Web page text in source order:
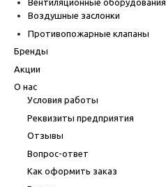
Вентиляционные оборудования
Воздушные заслонки
Противопожарные клапаны
Бренды
Акции
О нас
Условия работы
Реквизиты предприятия
Отзывы
Вопрос-ответ
Как оформить заказ